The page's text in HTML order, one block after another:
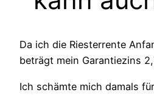
Da ich die Riesterrente
beträgt mein Garantiezins
Ich schämte mich damals